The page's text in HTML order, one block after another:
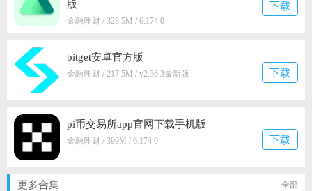
版
金融理财 / 328.5M / 6.174.0
下载
bitget安卓官方版
金融理财 / 217.5M / v2.36.3最新版 下载
pi币交易所app官网下载手机版
金融理财 / 399M / 6.174.0 下载
更多合集 全部